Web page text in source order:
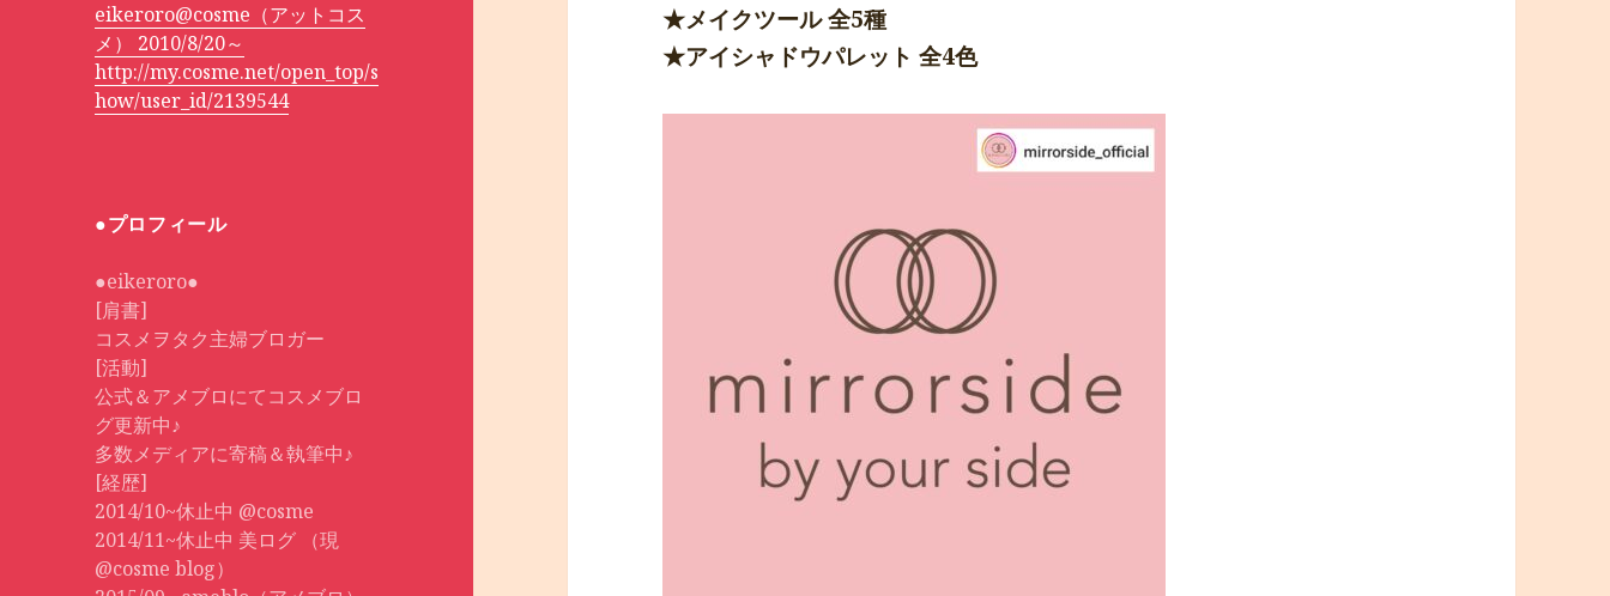
eikeroro@cosme（アットコス
メ） 2010/8/20～
http://my.cosme.net/open_top/s
how/user_id/2139544
●プロフィール
●eikeroro●
[肩書]
コスメヲタク主婦ブロガー
[活動]
公式＆アメブロにてコスメブロ
グ更新中♪
多数メディアに寄稿＆執筆中♪
[経歴]
2014/10~休止中 @cosme
2014/11~休止中 美ログ （現
@cosme blog）
★メイクツール 全5種
★アイシャドウパレット 全4色